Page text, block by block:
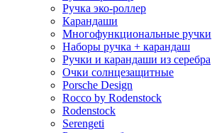
Ручка эко-роллер
Карандаши
Многофункциональные ручки
Наборы ручка + карандаш
Ручки и карандаши из серебра
Очки солнцезащитные
Porsche Design
Rocco by Rodenstock
Rodenstock
Serengeti